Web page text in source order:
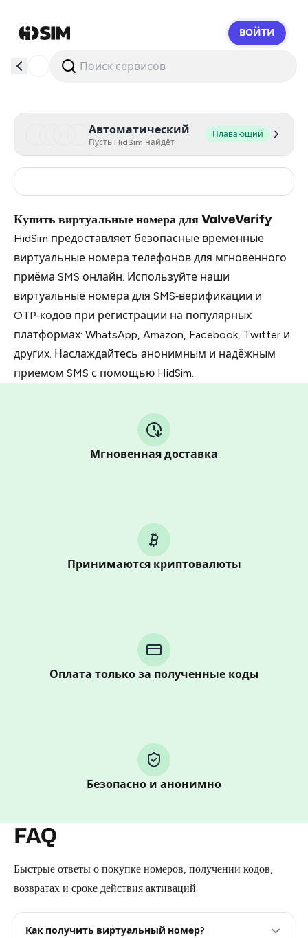
ВОЙТИ
Автоматический
Пусть HidSim найдёт
Плавающий
Купить виртуальные номера для ValveVerify
HidSim предоставляет безопасные временные
виртуальные номера телефонов для мгновенного
приёма SMS онлайн. Используйте наши
виртуальные номера для SMS‑верификации и
OTP‑кодов при регистрации на популярных
платформах: WhatsApp, Amazon, Facebook, Twitter и
других. Наслаждайтесь анонимным и надёжным
приёмом SMS с помощью HidSim.
Мгновенная доставка
Принимаются криптовалюты
Оплата только за полученные коды
Безопасно и анонимно
FAQ
Быстрые ответы о покупке номеров, получении кодов,
возвратах и сроке действия активаций.
Как получить виртуальный номер?
You purchase Stars via the official
Telegram using your card (or Google Pay, Apple Pay, or
Step 1: Create the order on HidSim